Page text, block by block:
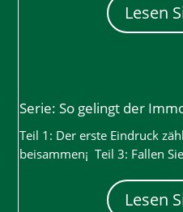
Lesen
Serie: So gelingt der
Teil 1: Der erste Eindruck
beisammen¡ Teil 3: Fallen
Lesen